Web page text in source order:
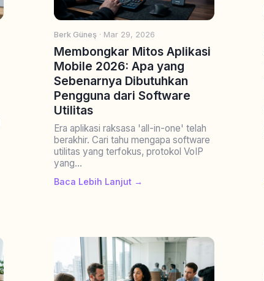
Berk Güneş · Mar 29, 2026
Membongkar Mitos Aplikasi
Mobile 2026: Apa yang
Sebenarnya Dibutuhkan
Pengguna dari Software
Utilitas
Era aplikasi raksasa 'all-in-one' telah
berakhir. Cari tahu mengapa software
utilitas yang terfokus, protokol VoIP
yang...
Baca Lebih Lanjut →